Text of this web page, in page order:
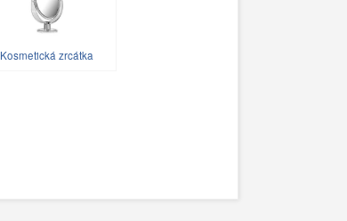
Kosmetická zrcátka